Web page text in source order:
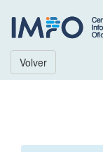
Volver